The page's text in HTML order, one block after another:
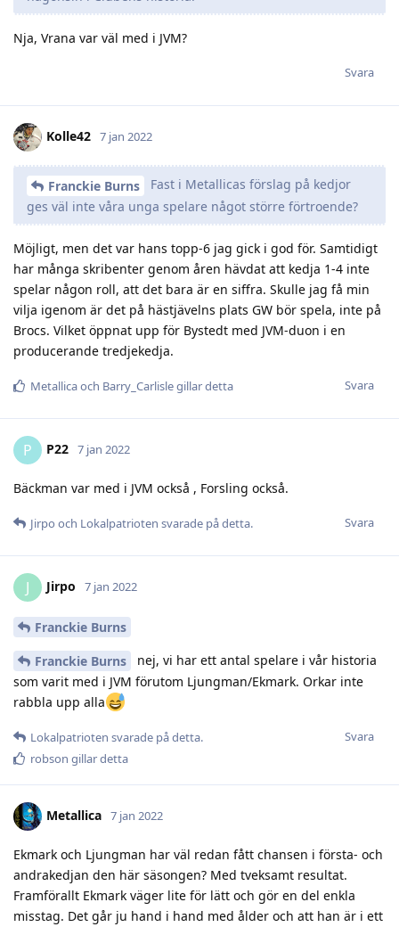
Nja, Vrana var väl med i JVM?
Svara
Kolle42 7 jan 2022
Franckie Burns
Fast i Metallicas förslag på kedjor
ges väl inte våra unga spelare något större förtroende?
Möjligt, men det var hans topp-6 jag gick i god för. Samtidigt
har många skribenter genom åren hävdat att kedja 1-4 inte
spelar någon roll, att det bara är en siffra. Skulle jag få min
vilja igenom är det på hästjävelns plats GW bör spela, inte på
Brocs. Vilket öppnat upp för Bystedt med JVM-duon i en
producerande tredjekedja.
Svara
Metallicaoch Barry_Carlislegillar detta
P P22 7 jan 2022
Bäckman var med i JVM också , Forsling också.
Svara
Jirpo och Lokalpatrioten svarade på detta.
J Jirpo 7 jan 2022
Franckie Burns
Franckie Burns
nej, vi har ett antal spelare i vår historia
som varit med i JVM förutom Ljungman/Ekmark. Orkar inte
rabbla upp alla
Svara
Lokalpatrioten svarade på detta.
robson gillar detta
Metallica 7 jan 2022
Ekmark och Ljungman har väl redan fått chansen i första- och
andrakedjan den här säsongen? Med tveksamt resultat.
Framförallt Ekmark väger lite för lätt och gör en del enkla
misstag. Det går ju hand i hand med ålder och att han är i ett